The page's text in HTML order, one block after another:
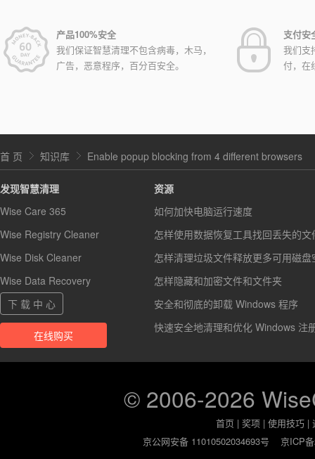
产品100%安全
我们保证智慧清理不包含病毒，木马，
广告，恶意程序，百分百安全。
支付安
我们支
付，在
首 页 知识库 Enable popup blocking from 4 different browsers
发现智慧清理
Wise Care 365
Wise Registry Cleaner
Wise Disk Cleaner
Wise Data Recovery
下 载 中 心
在线购买
资源
如何加快电脑运行速度
怎样使用数据恢复工具找回丢失的文
怎样清理垃圾文件释放更多可用磁盘
怎样隐藏和加密文件和文件夹
安全和彻底的卸载 Windows 程序
快速安全地清理和优化 Windows 注
© 2006-2026
首页 |奖项 |使用技巧 |
京公网安备 11010502034693号
京ICP